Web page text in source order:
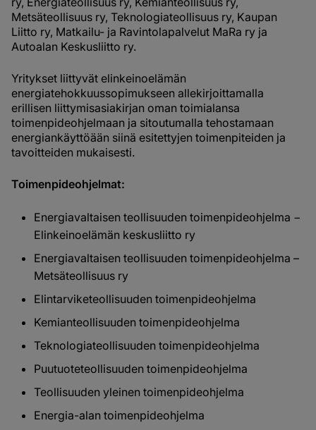
Metsäteollisuus ry, Teknologiateollisuus ry, Kaupan
Liitto ry, Matkailu- ja Ravintolapalvelut MaRa ry ja
Autoalan Keskusliitto ry.
Yritykset liittyvät elinkeinoelämän
energiatehokkuussopimukseen allekirjoittamalla
erillisen liittymisasiakirjan oman toimialansa
toimenpideohjelmaan ja sitoutumalla tehostamaan
energiankäyttöään siinä esitettyjen toimenpiteiden ja
tavoitteiden mukaisesti.
Toimenpideohjelmat:
Energiavaltaisen teollisuuden toimenpideohjelma −
Elinkeinoelämän keskusliitto ry
Energiavaltaisen teollisuuden toimenpideohjelma –
Metsäteollisuus ry
Elintarviketeollisuuden toimenpideohjelma
Kemianteollisuuden toimenpideohjelma
Teknologiateollisuuden toimenpideohjelma
Puutuoteteollisuuden toimenpideohjelma
Teollisuuden yleinen toimenpideohjelma
Energia-alan toimenpideohjelma